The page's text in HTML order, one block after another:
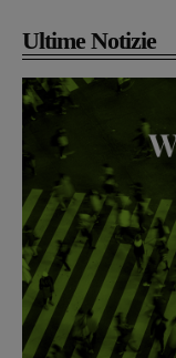
Ultime Notizie